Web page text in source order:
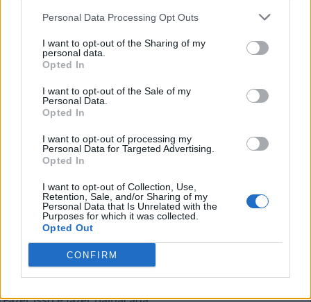
Personal Data Processing Opt Outs
I want to opt-out of the Sharing of my
personal data.
Opted In
I want to opt-out of the Sale of my
Personal Data.
Opted In
I want to opt-out of processing my
Personal Data for Targeted Advertising.
Opted In
I want to opt-out of Collection, Use,
Retention, Sale, and/or Sharing of my
Personal Data that Is Unrelated with the
Purposes for which it was collected.
Opted Out
CONFIRM
A resposta a esta pergunta:
Mais respostas deste quebra-cabeça:
Labrador, siamês e buldogue são exemplos de __
Personagem que espelha Medeia em Gota D'Água
Marsupial comum no Nordeste do Brasil, sariguê
Atacadista cujo nome soa como a planta do palmito
Mídia em disco em que se gravam filmes